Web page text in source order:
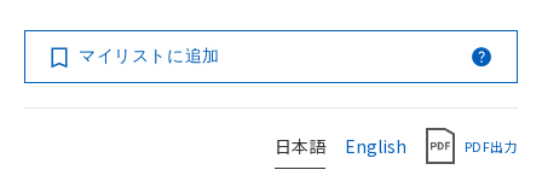
マイリストに追加
日本語 English PDF出力